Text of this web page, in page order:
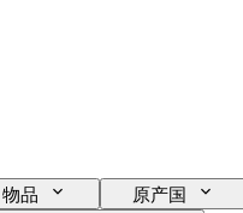
物品 原产国